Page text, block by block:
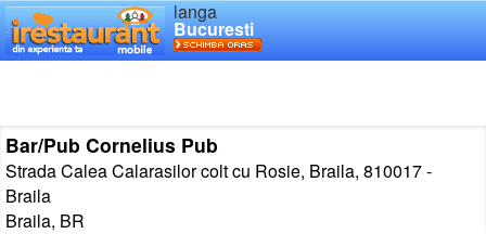
langa
Bucuresti
Bar/Pub Cornelius Pub
Strada Calea Calarasilor colt cu Rosie, Braila, 810017 -
Braila
Braila, BR